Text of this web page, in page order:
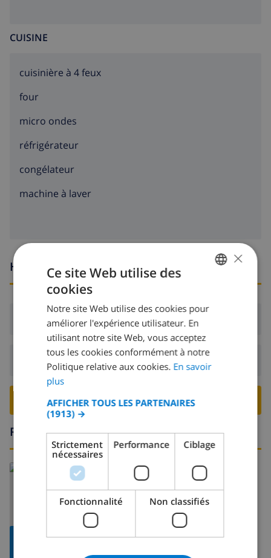
CUISINE
cuisinière à 4 feux
four
micro ondes
réfrigérateur
congélateur
machine à laver
Heures d'arrivée et de départ
Arrivée:De 16:00 avant 19:00
Départ: Avant: 10:00
RESERVER CETTE VILLA ›
Région
AFFICHER LA
En savoir plus sur:
DUTCH
SPANISH
GERMAN
DANISH
×
Ce site Web utilise des
cookies
Notre site Web utilise des cookies pour
améliorer l'expérience utilisateur. En
utilisant notre site Web, vous acceptez
tous les cookies conformément à notre
Politique relative aux cookies. En savoir
plus
AFFICHER TOUS LES PARTENAIRES
(1913) →
Strictement
nécessaires
Performance Ciblage
Fonctionnalité Non classifiés